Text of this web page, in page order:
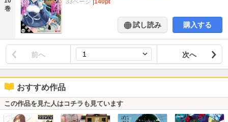
巻
試し読み 購入する
前へ 次へ
おすすめ作品
この作品を見た人はコチラも見ています